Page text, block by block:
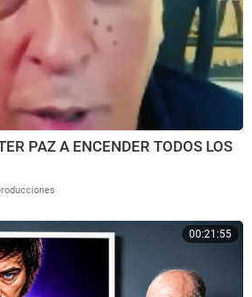
PAZ A ENCENDER TODOS LOS
00:21:55